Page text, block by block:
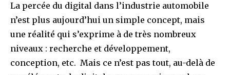
La percée du digital dans l’industrie automobile
n’est plus aujourd’hui un simple concept, mais
une réalité qui s’exprime à de très nombreux
niveaux : recherche et développement,
conception, etc. Mais ce n’est pas tout, au-delà de